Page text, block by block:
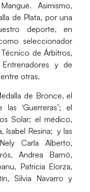
Asimismo,
de Plata, por una
deporte, en
seleccionador
de Árbitros,
y de
otras.
de Bronce, el
‘Guerreras’; el
Solar; el médico,
Isabel Resina; y las
Carla Alberto,
Andrea Barnó,
Patricia Elorza,
Silvia Navarro y